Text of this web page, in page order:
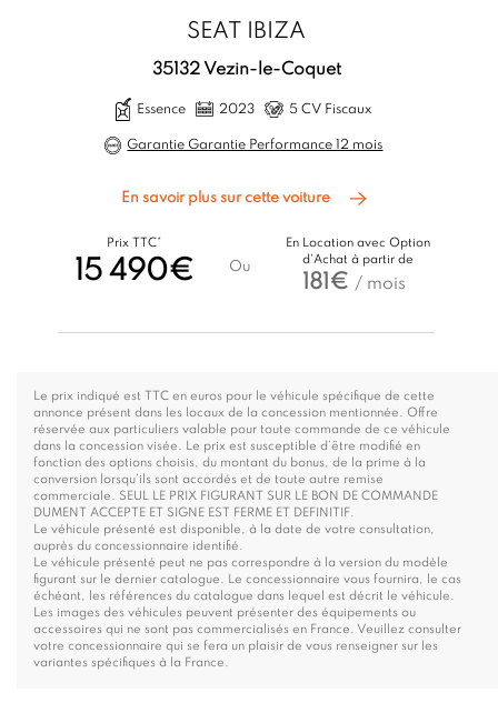
SEAT IBIZA
35132 Vezin-le-Coquet
Essence 2023 5 CV Fiscaux
Garantie Garantie Performance 12 mois
En savoir plus sur cette voiture
Prix TTC*
15 490€ Ou
En Location avec Option
d'Achat à partir de
181€ / mois
Le prix indiqué est TTC en euros pour le véhicule spécifique de cette
annonce présent dans les locaux de la concession mentionnée. Offre
réservée aux particuliers valable pour toute commande de ce véhicule
dans la concession visée. Le prix est susceptible d’être modifié en
fonction des options choisis, du montant du bonus, de la prime à la
conversion lorsqu’ils sont accordés et de toute autre remise
commerciale. SEUL LE PRIX FIGURANT SUR LE BON DE COMMANDE
DUMENT ACCEPTE ET SIGNE EST FERME ET DEFINITIF.
Le véhicule présenté est disponible, à la date de votre consultation,
auprès du concessionnaire identifié.
Le véhicule présenté peut ne pas correspondre à la version du modèle
figurant sur le dernier catalogue. Le concessionnaire vous fournira, le cas
échéant, les références du catalogue dans lequel est décrit le véhicule.
Les images des véhicules peuvent présenter des équipements ou
accessoires qui ne sont pas commercialisés en France. Veuillez consulter
votre concessionnaire qui se fera un plaisir de vous renseigner sur les
variantes spécifiques à la France.